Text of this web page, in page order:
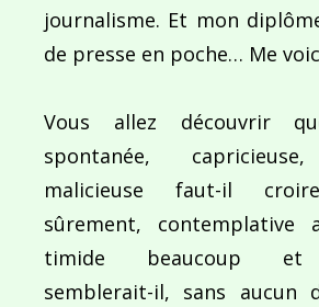
journalisme. Et mon
de presse en poche… Me
Vous allez découvrir
spontanée,
malicieuse faut-il
sûrement, contemplative
timide beaucoup et
semblerait-il, sans aucun